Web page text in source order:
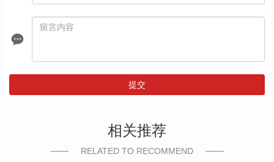
提交
相关推荐
RELATED TO RECOMMEND